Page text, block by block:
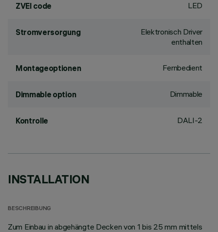
ZVEI code LED
Stromversorgung
Elektronisch Driver
enthalten
Montageoptionen Fernbedient
Dimmable option Dimmable
Kontrolle DALI-2
INSTALLATION
BESCHREIBUNG
Zum Einbau in abgehängte Decken von 1 bis 25 mm mittels